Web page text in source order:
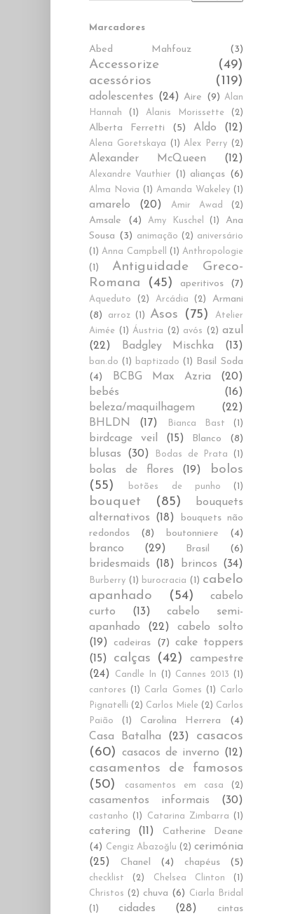
Marcadores
Abed Mahfouz (3)
Accessorize
(49)
acessórios
(119)
adolescentes (24) Aire (9) Alan
Hannah
(1) Alanis Morissette (2)
Alberta Ferretti (5) Aldo (12)
Alena Goretskaya (1) Alex Perry (2)
Alexander McQueen (12)
Alexandre Vauthier (1) alianças (6)
Alma Novia (1) Amanda Wakeley (1)
amarelo (20) Amir Awad (2)
Amsale (4) Amy Kuschel (1)
Ana
Sousa (3) animação (2) aniversário
(1) Anna Campbell (1) Anthropologie
(1)
Antiguidade Greco-
Romana
(45) aperitivos (7)
Aqueduto (2) Arcádia (2)
Armani
(8)
arroz (1) Asos (75)
Atelier
Aimée
(1) Áustria (2) avós (2) azul
(22)
Badgley Mischka (13)
ban.do (1) baptizado (1)
Basil Soda
(4)
BCBG Max Azria
(20)
bebés
(16)
beleza/maquilhagem
(22)
BHLDN
(17) Bianca Bast (1)
birdcage veil (15) Blanco (8)
blusas (30) Bodas de Prata (1)
bolas de flores (19)
bolos
(55)
botões de punho (1)
bouquet (85)
bouquets
alternativos
(18)
bouquets não
redondos
(8) boutonniere (4)
branco (29) Brasil (6)
bridesmaids (18) brincos (34)
Burberry (1) burocracia (1) cabelo
apanhado
(54)
cabelo
curto
(13)
cabelo semi-
apanhado
(22)
cabelo solto
(19)
cadeiras (7) cake toppers
(15)
calças (42)
campestre
(24)
Candle In (1) Cannes 2013
(1)
cantores
(1) Carla Gomes (1)
Carlo
Pignatelli (2) Carlos Miele (2) Carlos
Paião
(1) Carolina Herrera (4)
Casa Batalha (23)
casacos
(60)
casacos de inverno (12)
casamentos de famosos
(50)
casamentos em casa (2)
casamentos informais (30)
castanho (1) Catarina Zimbarra (1)
catering (11)
Catherine Deane
(4) Cengiz Abazoğlu (2) cerimónia
(25)
Chanel (4) chapéus (5)
checklist (2) Chelsea Clinton
(1)
Christos (2) chuva (6)
Ciarla Bridal
(1)
cidades (28)
cintas